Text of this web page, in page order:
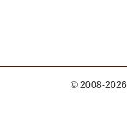
© 2008-2026